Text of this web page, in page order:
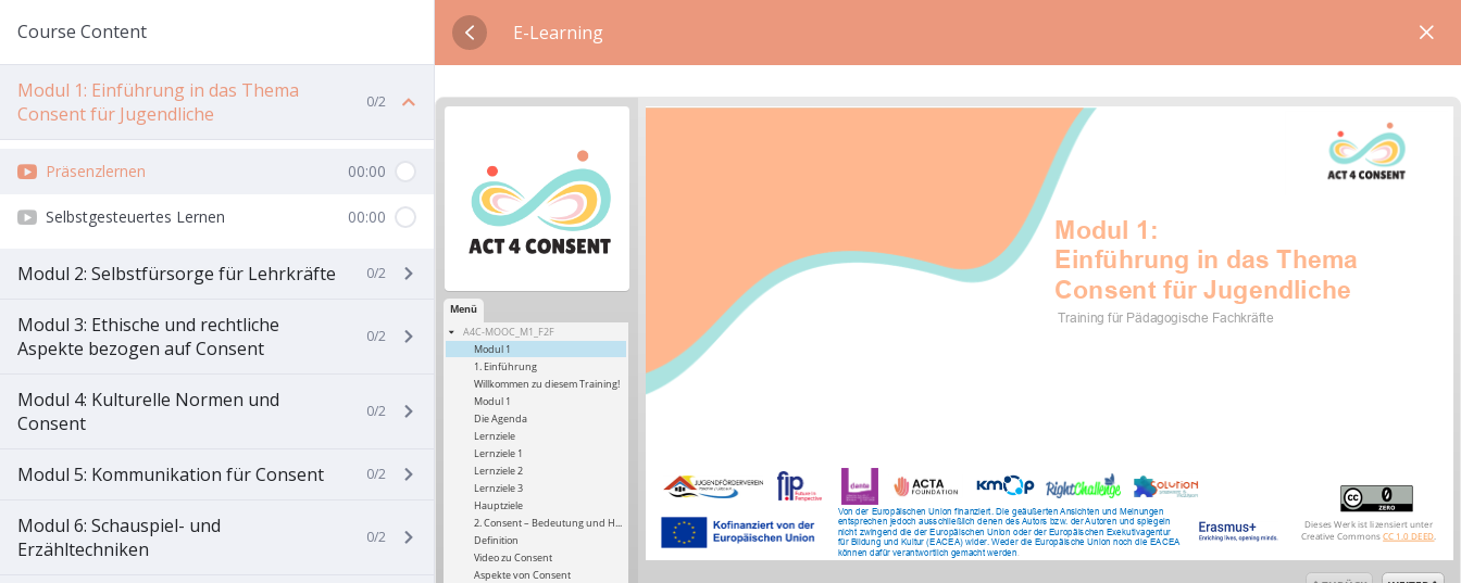
Course Content
Modul 1: Einführung in das Thema
Consent für Jugendliche
0/2
Präsenzlernen 00:00
Selbstgesteuertes Lernen 00:00
Modul 2: Selbstfürsorge für Lehrkräfte 0/2
Modul 3: Ethische und rechtliche
Aspekte bezogen auf Consent
0/2
Modul 4: Kulturelle Normen und
Consent
0/2
Modul 5: Kommunikation für Consent 0/2
Modul 6: Schauspiel- und
Erzähltechniken
0/2
E-Learning